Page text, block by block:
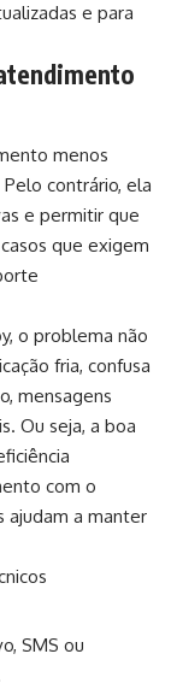
e para
menos
contrário, ela
e permitir que
que exigem
o problema não
fria, confusa
mensagens
Ou seja, a boa
com o
ajudam a manter
SMS ou